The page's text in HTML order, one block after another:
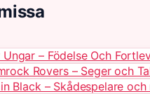
– Födelse Och
Rovers – Seger och
Black – Skådespelare